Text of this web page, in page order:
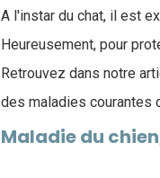
A l'instar du chat, il est
Heureusement, pour
Retrouvez dans notre
des maladies courantes
Maladie du